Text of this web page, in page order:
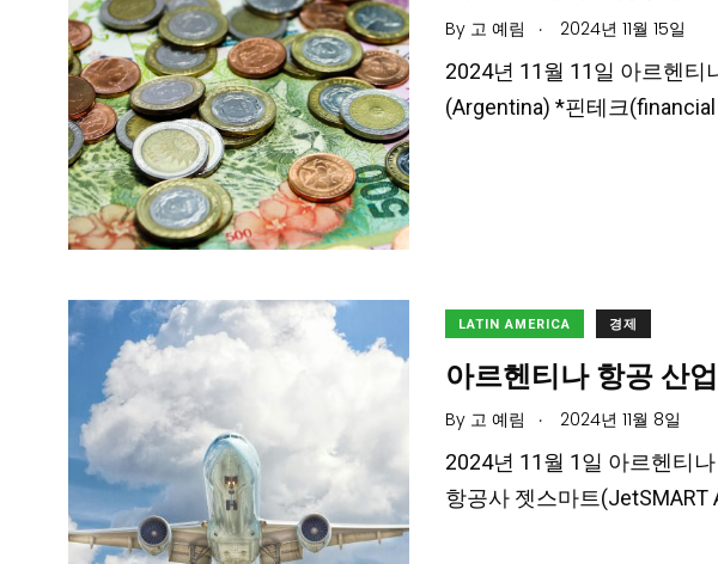
By 고 예림 . 2024년 11월 15일
2024년 11월 11일 아르헨티
(Argentina) *핀테크
LATIN AMERICA 경제
아르헨티나 항공 산
By 고 예림 . 2024년 11월 8일
2024년 11월 1일 아르헨티
항공사 젯스마트